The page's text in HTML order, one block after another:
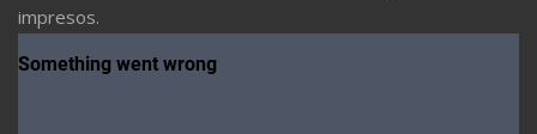
impresos.